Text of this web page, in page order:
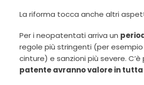
La riforma tocca anche altri
Per i neopatentati arriva un
regole più stringenti (per
cinture) e sanzioni più severe.
patente avranno valore in tutta